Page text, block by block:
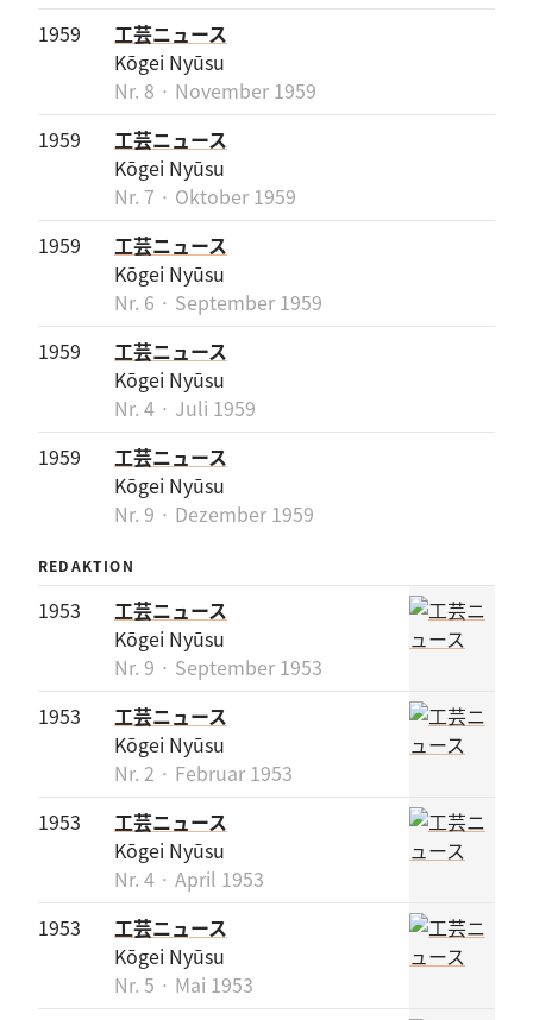
1959
工芸ニュース
Kōgei Nyūsu
Nr. 8 · November 1959
1959
工芸ニュース
Kōgei Nyūsu
Nr. 7 · Oktober 1959
1959
工芸ニュース
Kōgei Nyūsu
Nr. 6 · September 1959
1959
工芸ニュース
Kōgei Nyūsu
Nr. 4 · Juli 1959
1959
工芸ニュース
Kōgei Nyūsu
Nr. 9 · Dezember 1959
REDAKTION
1953
工芸ニュース
Kōgei Nyūsu
Nr. 9 · September 1953
1953
工芸ニュース
Kōgei Nyūsu
Nr. 2 · Februar 1953
1953
工芸ニュース
Kōgei Nyūsu
Nr. 4 · April 1953
1953
工芸ニュース
Kōgei Nyūsu
Nr. 5 · Mai 1953